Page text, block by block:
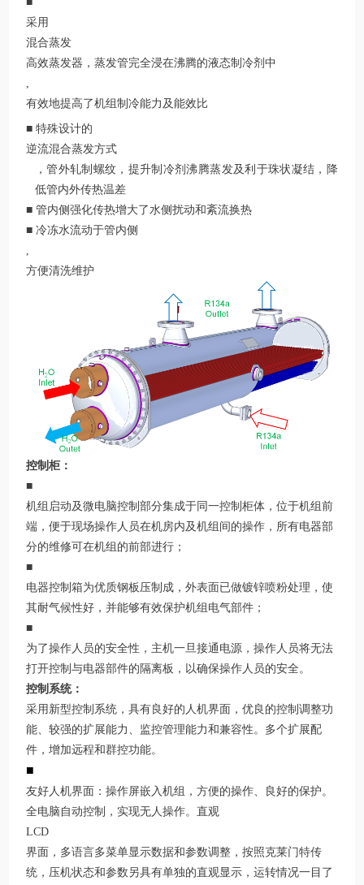
采用
混合蒸发
高效蒸发器，蒸发管完全浸在沸腾的液态制冷剂中
有效地提高了机组制冷能力及能效比
■ 特殊设计的
逆流混合蒸发方式
，管外轧制螺纹，提升制冷剂沸腾蒸发及利于珠状凝结，降
低管内外传热温差
■ 管内侧强化传热增大了水侧扰动和紊流换热
■ 冷冻水流动于管内侧
,
方便清洗维护
控制柜：
■
机组启动及微电脑控制部分集成于同一控制柜体，位于机组前
端，便于现场操作人员在机房内及机组间的操作，所有电器部
分的维修可在机组的前部进行；
■
电器控制箱为优质钢板压制成，外表面已做镀锌喷粉处理，使
其耐气候性好，并能够有效保护机组电气部件；
■
为了操作人员的安全性，主机一旦接通电源，操作人员将无法
打开控制与电器部件的隔离板，以确保操作人员的安全。
控制系统：
采用新型控制系统，具有良好的人机界面，优良的控制调整功
能、较强的扩展能力、监控管理能力和兼容性。多个扩展配
件，增加远程和群控功能。
■
友好人机界面：操作屏嵌入机组，方便的操作、良好的保护。
全电脑自动控制，实现无人操作。直观
LCD
界面，多语言多菜单显示数据和参数调整，按照克莱门特传
统，压机状态和参数另具有单独的直观显示，运转情况一目了